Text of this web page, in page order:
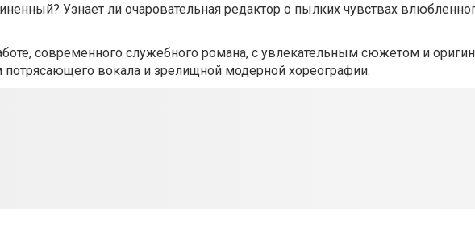
Узнает ли очаровательная редактор о пылких чувствах
современного служебного романа, с увлекательным сюжетом и
вокала и зрелищной модерной хореографии.